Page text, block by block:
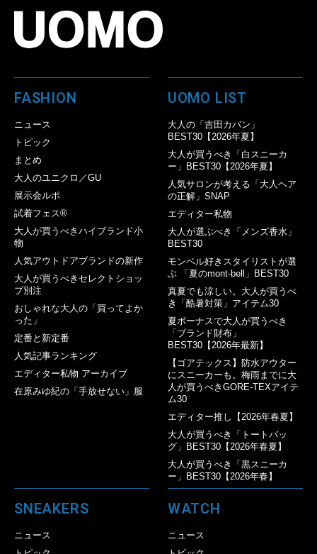
FASHION
ニュース
トピック
まとめ
大人のユニクロ／GU
展示会ルポ
試着フェス®︎
大人が買うべきハイブランド小
物
人気アウトドアブランドの新作
大人が買うべきセレクトショッ
プ別注
おしゃれな大人の「買ってよか
った」
定番と新定番
人気記事ランキング
エディター私物 アーカイブ
在原みゆ紀の「手放せない」服
UOMO LIST
大人の「吉田カバン」
BEST30【2026年夏】
大人が買うべき「白スニーカ
ー」BEST30【2026年夏】
人気サロンが考える「大人ヘア
の正解」SNAP
エディター私物
大人が選ぶべき「メンズ香水」
BEST30
モンベル好きスタイリストが選
ぶ 「夏のmont-bell」BEST30
真夏でも涼しい。大人が買うべ
き「酷暑対策」アイテム30
夏ボーナスで大人が買うべき
「ブランド財布」
BEST30【2026年最新】
【ゴアテックス】防水アウター
にスニーカーも。梅雨までに大
人が買うべきGORE-TEXアイテ
ム30
エディター推し【2026年春夏】
大人が買うべき「トートバッ
グ」BEST30【2026年春夏】
大人が買うべき「黒スニーカ
ー」BEST30【2026年春】
SNEAKERS
ニュース
WATCH
ニュース